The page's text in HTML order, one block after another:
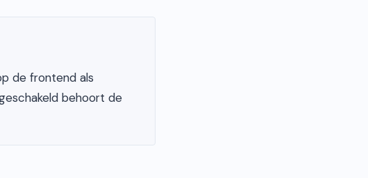
de frontend als
behoort de